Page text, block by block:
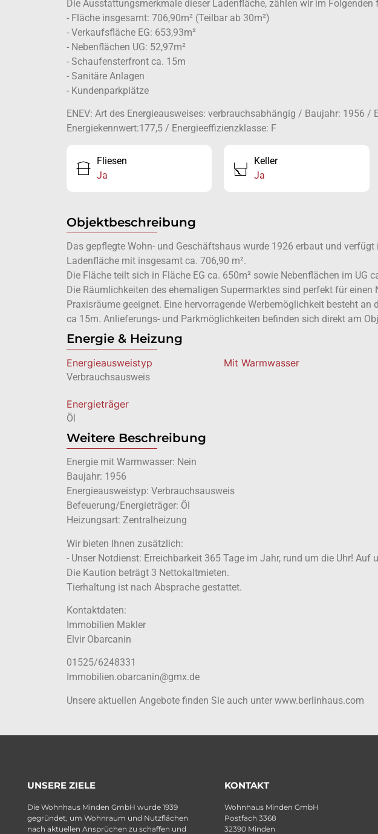
Die Ausstattungsmerkmale dieser Ladenfläche, zählen wir im Folgenden
- Fläche insgesamt: 706,90m² (Teilbar ab 30m²)
- Verkaufsfläche EG: 653,93m²
- Nebenflächen UG: 52,97m²
- Schaufensterfront ca. 15m
- Sanitäre Anlagen
- Kundenparkplätze
ENEV: Art des Energieausweises: verbrauchsabhängig / Baujahr: 1956 /
Energiekennwert:177,5 / Energieeffizienzklasse: F
Fliesen
Ja
Keller
Ja
Objektbeschreibung
Das gepflegte Wohn- und Geschäftshaus wurde 1926 erbaut und
Ladenfläche mit insgesamt ca. 706,90 m².
Die Fläche teilt sich in Fläche EG ca. 650m² sowie Nebenflächen im UG
Die Räumlichkeiten des ehemaligen Supermarktes sind perfekt für
Praxisräume geeignet. Eine hervorragende Werbemöglichkeit besteht
ca 15m. Anlieferungs- und Parkmöglichkeiten befinden sich direkt am
Energie & Heizung
Energie­ausweistyp
Verbrauchsausweis
Mit Warmwasser
Energieträger
Öl
Weitere Beschreibung
Energie mit Warmwasser: Nein
Baujahr: 1956
Energieausweistyp: Verbrauchsausweis
Befeuerung/Energieträger: Öl
Heizungsart: Zentralheizung
Wir bieten Ihnen zusätzlich:
- Unser Notdienst: Erreichbarkeit 365 Tage im Jahr, rund um die Uhr! Auf
Die Kaution beträgt 3 Nettokaltmieten.
Tierhaltung ist nach Absprache gestattet.
Kontaktdaten:
Immobilien Makler
Elvir Obarcanin
01525/6248331
Immobilien.obarcanin@gmx.de
Unsere aktuellen Angebote finden Sie auch unter www.berlinhaus.com
UNSERE ZIELE
Die Wohnhaus Minden GmbH wurde 1939
gegründet, um Wohnraum und Nutzflächen
nach aktuellen Ansprüchen zu schaffen und
KONTAKT
Wohnhaus Minden GmbH
Postfach 3368
32390 Minden